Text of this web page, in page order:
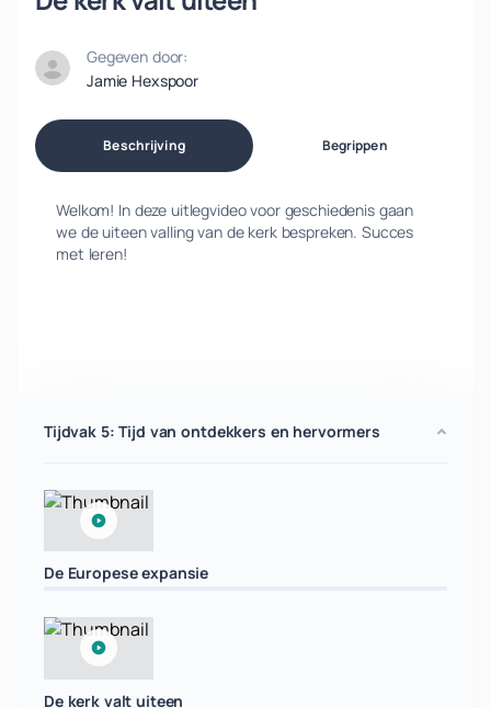
Gegeven door:
Jamie Hexspoor
Beschrijving Begrippen
Welkom! In deze uitlegvideo voor geschiedenis gaan
we de uiteen valling van de kerk bespreken. Succes
met leren!
Tijdvak 5: Tijd van ontdekkers en hervormers
De Europese expansie
De kerk valt uiteen